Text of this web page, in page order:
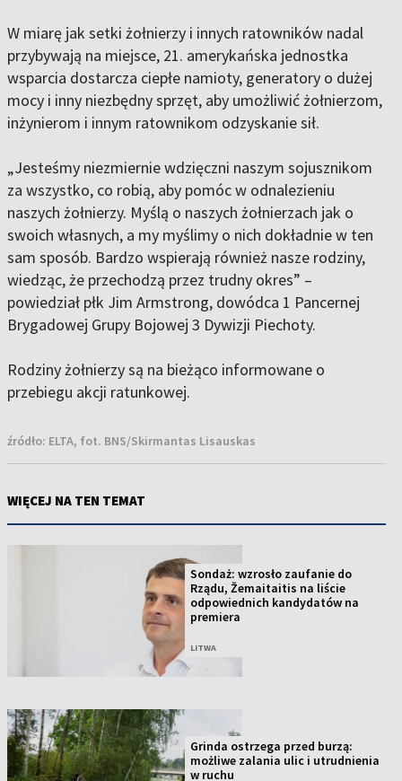
W miarę jak setki żołnierzy i innych ratowników nadal
przybywają na miejsce, 21. amerykańska jednostka
wsparcia dostarcza ciepłe namioty, generatory o dużej
mocy i inny niezbędny sprzęt, aby umożliwić żołnierzom,
inżynierom i innym ratownikom odzyskanie sił.
„Jesteśmy niezmiernie wdzięczni naszym sojusznikom
za wszystko, co robią, aby pomóc w odnalezieniu
naszych żołnierzy. Myślą o naszych żołnierzach jak o
swoich własnych, a my myślimy o nich dokładnie w ten
sam sposób. Bardzo wspierają również nasze rodziny,
wiedząc, że przechodzą przez trudny okres” –
powiedział płk Jim Armstrong, dowódca 1 Pancernej
Brygadowej Grupy Bojowej 3 Dywizji Piechoty.
Rodziny żołnierzy są na bieżąco informowane o
przebiegu akcji ratunkowej.
źródło: ELTA, fot. BNS/Skirmantas Lisauskas
WIĘCEJ NA TEN TEMAT
Sondaż: wzrosło zaufanie do
Rządu, Žemaitaitis na liście
odpowiednich kandydatów na
premiera
LITWA
Grinda ostrzega przed burzą:
możliwe zalania ulic i utrudnienia
w ruchu